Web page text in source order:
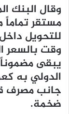
وقال البنك
مستقر تماماً
للتحويل
وقت بالسعر
يبقى
الدولي به
جانب مصرف
ضخمة.